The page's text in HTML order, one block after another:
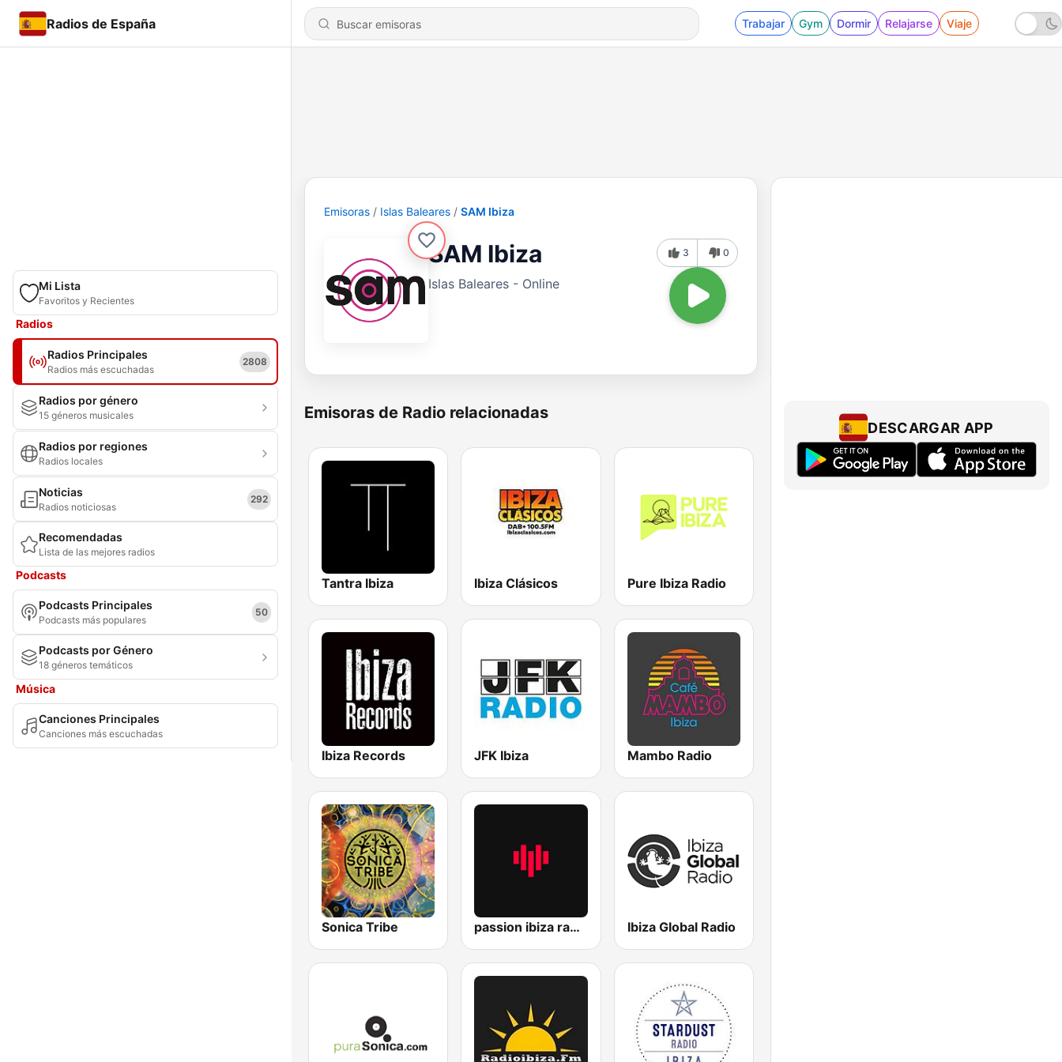
Radios de España Trabajar Gym Dormir Relajarse Viaje
Mi Lista
Favoritos y Recientes
Radios
Radios Principales
Radios más escuchadas
2808
Radios por género
15 géneros musicales
Radios por regiones
Radios locales
Noticias
Radios noticiosas
292
Recomendadas
Lista de las mejores radios
Podcasts
Podcasts Principales
Podcasts más populares
50
Podcasts por Género
18 géneros temáticos
Música
Canciones Principales
Canciones más escuchadas
Emisoras Islas Baleares SAM Ibiza
SAM Ibiza
Islas Baleares - Online
3 0
Emisoras de Radio relacionadas
Tantra Ibiza Ibiza Clásicos Pure Ibiza Radio
Ibiza Records JFK Ibiza Mambo Radio
Sonica Tribe passion ibiza radio Ibiza Global Radio
DESCARGAR APP